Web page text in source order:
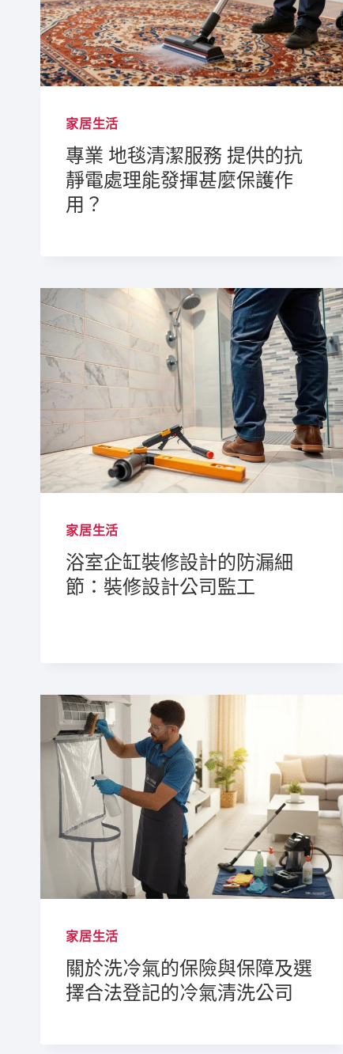
家居生活
專業 地毯清潔服務 提供的抗
靜電處理能發揮甚麼保護作
用？
家居生活
浴室企缸裝修設計的防漏細
節：裝修設計公司監工
家居生活
關於洗冷氣的保險與保障及選
擇合法登記的冷氣清洗公司